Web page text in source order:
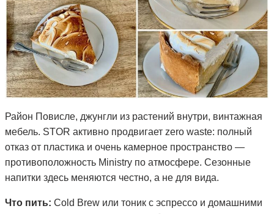
Район Повисле, джунгли из растений внутри, винтажная
мебель. STOR активно продвигает zero waste: полный
отказ от пластика и очень камерное пространство —
противоположность Ministry по атмосфере. Сезонные
напитки здесь меняются честно, а не для вида.
Что пить: Cold Brew или тоник с эспрессо и домашними